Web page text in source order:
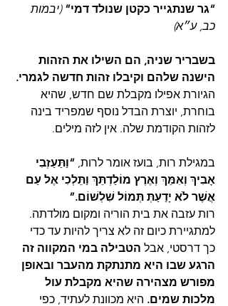
“גר שנתגייר כקטן שנולד דמי” (יבמות
כב, ע״א)
בשבריר שניה, הם השילו את הזהות
הישנה שלהם וקיבלו זהות חדשה לגמרי.
הגיורת אפילו מקבלת שם חדש, שהיא
בוחרת, יוצרת הבדל נוסף שמפריד בינה
לזהות הקודמת שלה. אין לזה מילים.
במגילת רות, בועז אומר לרות, “וַתַּעַזְבִי
אָבִיךְ וְאִמֵּךְ וְאֶרֶץ מוֹלַדְתֵּךְ וַתֵּלְכִי אֶל עַם
אֲשֶׁר לֹא יָדַעַתְּ תְּמוֹל שִׁלְשׁוֹם.”
רות עזבה את בית הוריה ומקום מולדתה.
למתגיירת כיום זה לא צריך להיות עד כדי
כך דרסטי, אבל הטבילה במי המקווה זה
הרגע שבו היא מתנתקת מהעבר ובאופן
מפורש מצהירה שהיא מקבלת עול
מלכות שמים. היא מכוונת לעתיד, כפי